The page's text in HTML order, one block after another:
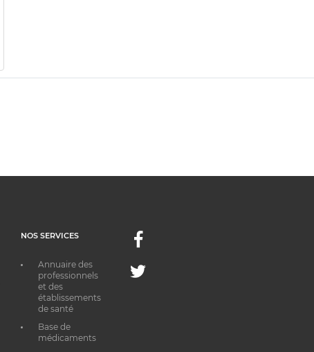
NOS SERVICES
Annuaire des
professionnels
et des
établissements
de santé
Base de
médicaments
Facebook
Twitter